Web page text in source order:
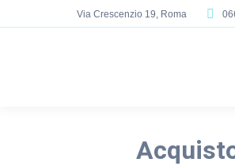
Via Crescenzio 19, Roma